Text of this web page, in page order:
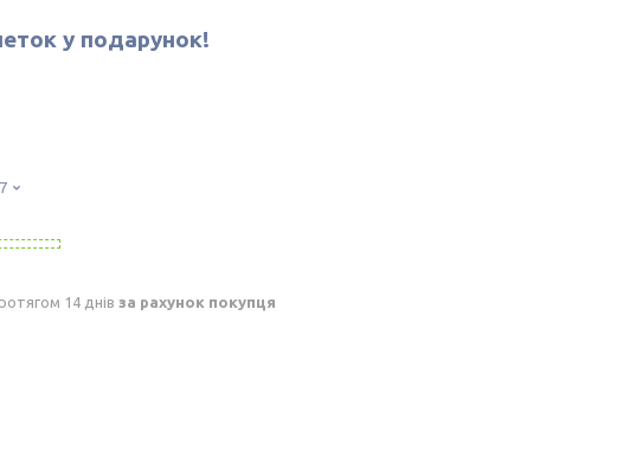
у подарунок!
14 днів за рахунок покупця